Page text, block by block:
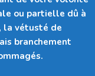
ou partielle dû à
la vétusté de
branchement